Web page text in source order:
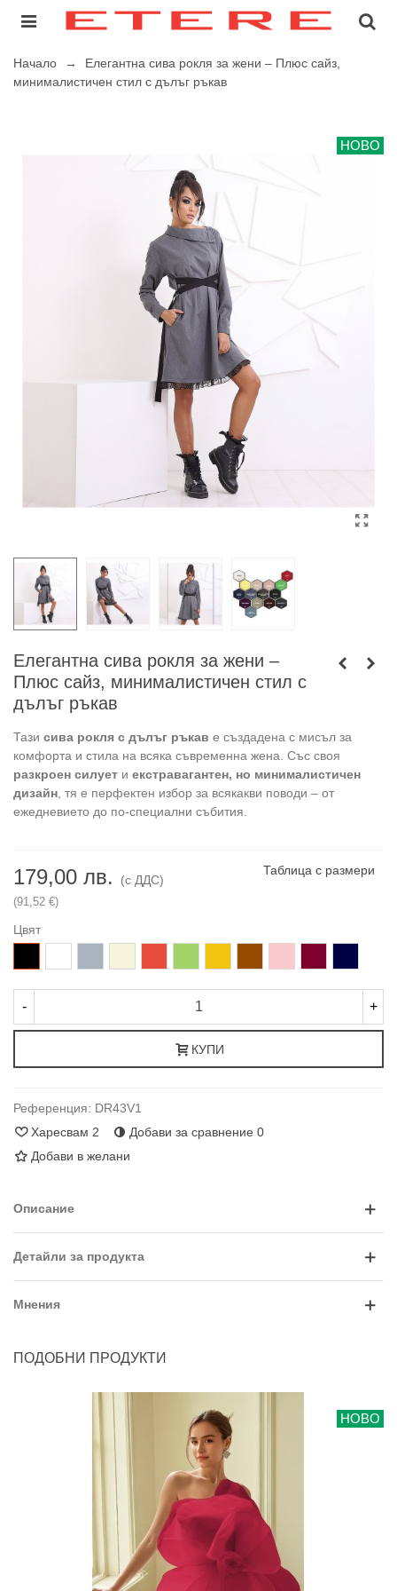
Начало →
Елегантна сива рокля за жени – Плюс сайз,
минималистичен стил с дълъг ръкав
НОВО
Елегантна сива рокля за жени –
Плюс сайз, минималистичен стил с
дълъг ръкав
Тази сива рокля с дълъг ръкав е създадена с мисъл за
комфорта и стила на всяка съвременна жена. Със своя
разкроен силует и екстравагантен, но минималистичен
дизайн , тя е перфектен избор за всякакви поводи – от
ежедневието до по-специални събития.
179,00 лв. (с ДДС)
(91,52 €)
Таблица с размери
Цвят
- +
КУПИ
Референция: DR43V1
Харесвам 2 Добави за сравнение 0
Добави в желани
Описание
Детайли за продукта
Мнения
ПОДОБНИ ПРОДУКТИ
НОВО